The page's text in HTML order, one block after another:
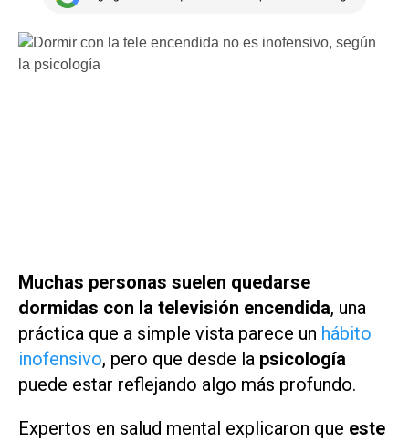
Muchas personas suelen quedarse
dormidas con la televisión encendida, una
práctica que a simple vista parece un hábito
inofensivo, pero que desde la psicología
puede estar reflejando algo más profundo.
Expertos en salud mental explicaron que este